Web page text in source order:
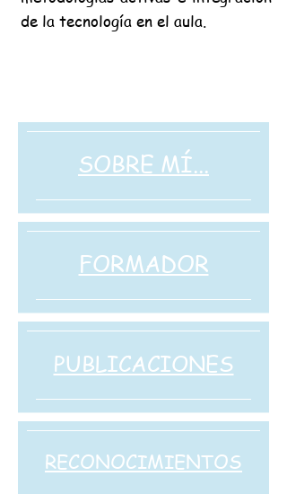
de la tecnología en el aula.
SOBRE MÍ...
FORMADOR
PUBLICACIONES
RECONOCIMIENTOS